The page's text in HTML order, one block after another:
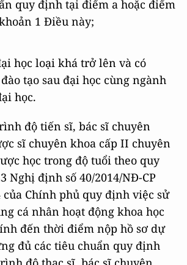
quy định tại điểm a hoặc điểm
1 Điều này;
học loại khá trở lên và có
tạo sau đại học cùng ngành
học.
độ tiến sĩ, bác sĩ chuyên
sĩ chuyên khoa cấp II chuyên
học trong độ tuổi theo quy
Nghị định số 40/2014/NĐ-CP
của Chính phủ quy định việc sử
cá nhân hoạt động khoa học
đến thời điểm nộp hồ sơ dự
đủ các tiêu chuẩn quy định